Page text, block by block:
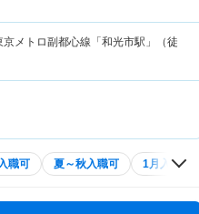
メトロ副都心線「和光市駅」（徒
職可 夏～秋入職可 1月入職可